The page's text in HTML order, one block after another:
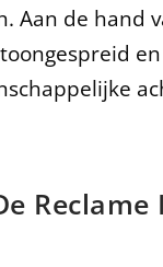
Aan de hand